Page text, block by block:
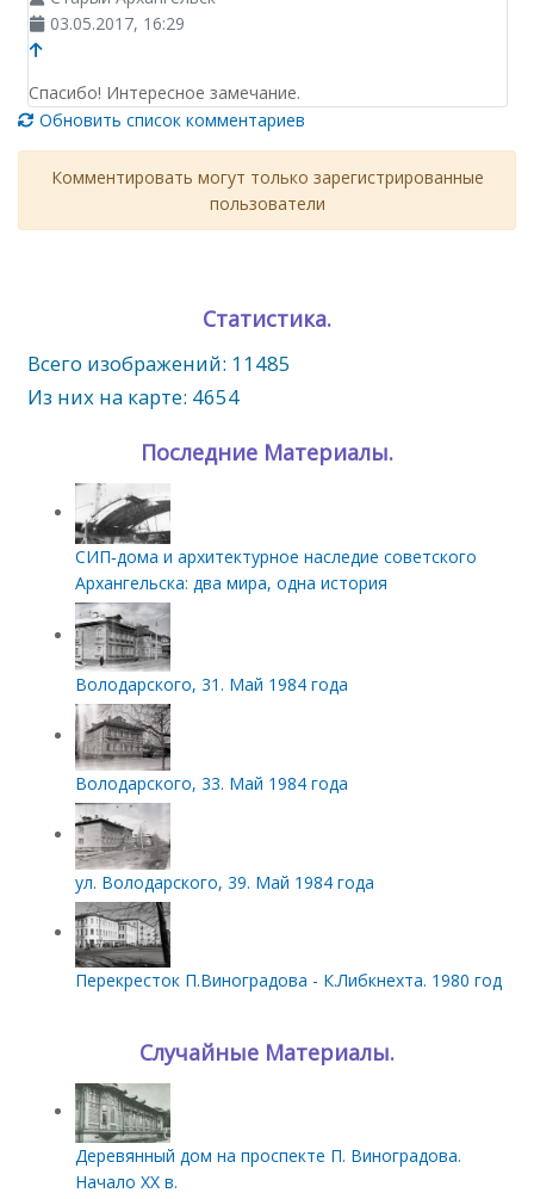
03.05.2017, 16:29
Спасибо! Интересное замечание.
Обновить список комментариев
Комментировать могут только зарегистрированные
пользователи
Статистика.
Всего изображений: 11485
Из них на карте: 4654
Последние Материалы.
СИП‑дома и архитектурное наследие советского
Архангельска: два мира, одна история
Володарского, 31. Май 1984 года
Володарского, 33. Май 1984 года
ул. Володарского, 39. Май 1984 года
Перекресток П.Виноградова - К.Либкнехта. 1980 год
Случайные Материалы.
Деревянный дом на проспекте П. Виноградова.
Начало XX в.